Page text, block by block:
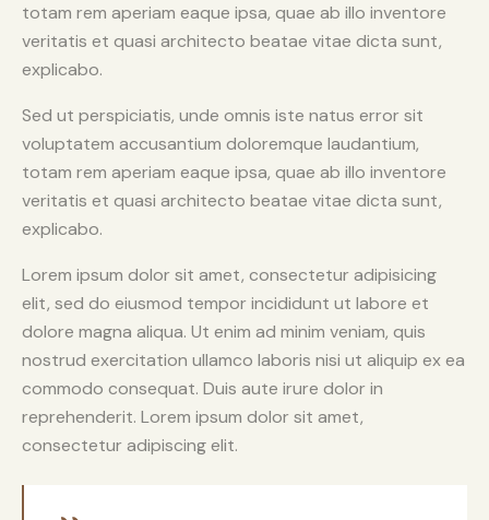
totam rem aperiam eaque ipsa, quae ab illo inventore
veritatis et quasi architecto beatae vitae dicta sunt,
explicabo.
Sed ut perspiciatis, unde omnis iste natus error sit
voluptatem accusantium doloremque laudantium,
totam rem aperiam eaque ipsa, quae ab illo inventore
veritatis et quasi architecto beatae vitae dicta sunt,
explicabo.
Lorem ipsum dolor sit amet, consectetur adipisicing
elit, sed do eiusmod tempor incididunt ut labore et
dolore magna aliqua. Ut enim ad minim veniam, quis
nostrud exercitation ullamco laboris nisi ut aliquip ex ea
commodo consequat. Duis aute irure dolor in
reprehenderit. Lorem ipsum dolor sit amet,
consectetur adipiscing elit.